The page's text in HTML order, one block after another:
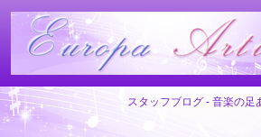
スタッフブログ - 音楽の足